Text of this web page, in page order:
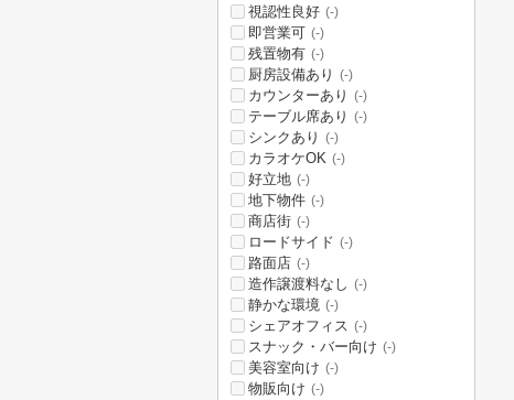
視認性良好 (-)
即営業可 (-)
残置物有 (-)
厨房設備あり (-)
カウンターあり (-)
テーブル席あり (-)
シンクあり (-)
カラオケOK (-)
好立地 (-)
地下物件 (-)
商店街 (-)
ロードサイド (-)
路面店 (-)
造作譲渡料なし (-)
静かな環境 (-)
シェアオフィス (-)
スナック・バー向け (-)
美容室向け (-)
物販向け (-)